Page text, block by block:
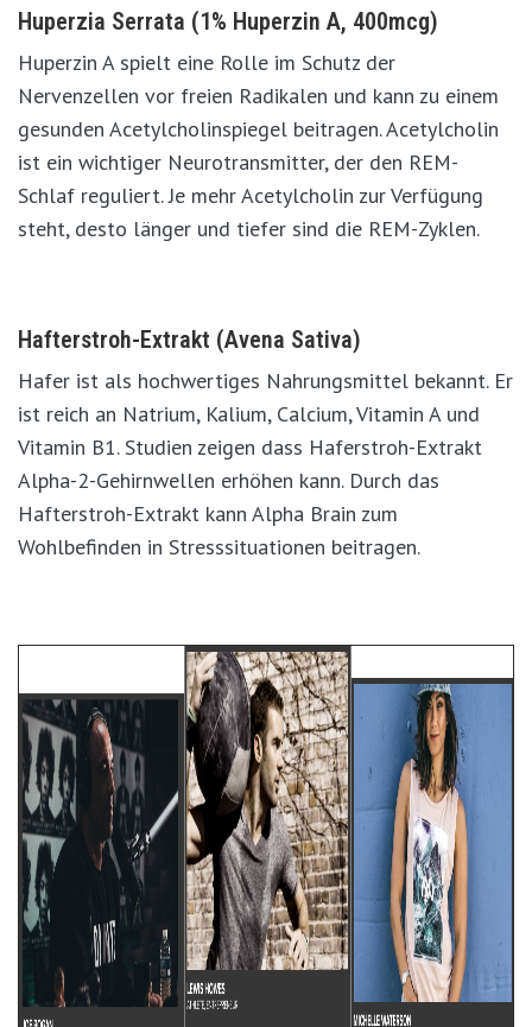
Huperzia Serrata (1% Huperzin A, 400mcg)
Huperzin A spielt eine Rolle im Schutz der
Nervenzellen vor freien Radikalen und kann zu einem
gesunden Acetylcholinspiegel beitragen. Acetylcholin
ist ein wichtiger Neurotransmitter, der den REM-
Schlaf reguliert. Je mehr Acetylcholin zur Verfügung
steht, desto länger und tiefer sind die REM-Zyklen.
Hafterstroh-Extrakt (Avena Sativa)
Hafer ist als hochwertiges Nahrungsmittel bekannt. Er
ist reich an Natrium, Kalium, Calcium, Vitamin A und
Vitamin B1. Studien zeigen dass Haferstroh-Extrakt
Alpha-2-Gehirnwellen erhöhen kann. Durch das
Hafterstroh-Extrakt kann Alpha Brain zum
Wohlbefinden in Stresssituationen beitragen.